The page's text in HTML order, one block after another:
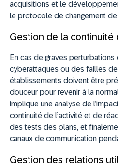
acquisitions et le
le protocole de changement
Gestion de la continuité
En cas de graves perturbations
cyberattaques ou des failles
établissements doivent être
douceur pour revenir à la
implique une analyse de
continuité de l’activité et de
des tests des plans, et
canaux de communication
Gestion des relations